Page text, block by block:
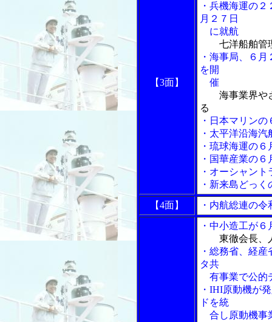
【3面】
・兵機海運の
月２７日
に就航
七洋船舶管
・海事局、６
を開
催
海事業界や
る
・日本マリン
・太平洋沿海
・琉球海運の
・国華産業の
・オーシャン
・新来島どっ
【4面】
・内航総連の
・中小造工が
東徹会長、
・総務省、経
タ共
有事業で公的
・IHI原動機が
ドを統
合し原動機事